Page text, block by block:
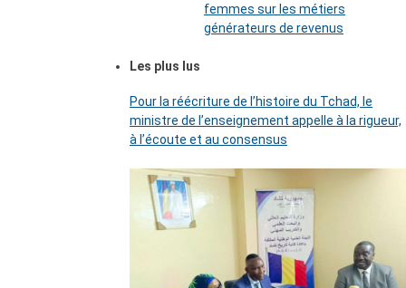
femmes sur les métiers
générateurs de revenus
Les plus lus
Pour la réécriture de l’histoire du Tchad, le
ministre de l’enseignement appelle à la rigueur,
à l’écoute et au consensus